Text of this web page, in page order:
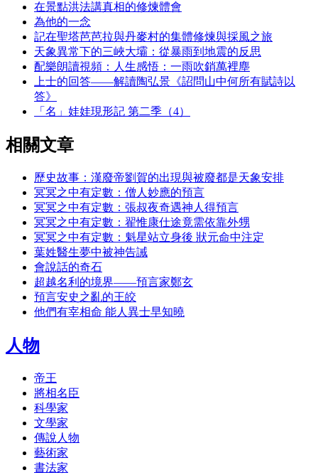
在景點洪法講真相的修煉體會
為他的一念
記在聖塔芭芭拉與丹麥村的集體修煉與採風之旅
天象異常下的三峽大壩：從暴雨到地震的反思
配樂朗讀視頻：人生感悟：一雨吹銷萬裡塵
上士的回答——解讀陶弘景《詔問山中何所有賦詩以
答》
「名」娃娃現形記 第二季（4）
相關文章
歷史故事：漢廢帝劉賀的出現與被廢都是天象安排
冥冥之中有定數：僧人妙應的預言
冥冥之中有定數：張叔夜奇遇神人得預言
冥冥之中有定數：翟惟康仕途竟需依靠外甥
冥冥之中有定數：魁星站立身後 狀元命中注定
葉姓醫生夢中被神告誡
會說話的奇石
超越名利的境界——預言家鄭玄
預言安史之亂的王皎
他們有宰相命 能人異士早知曉
人物
帝王
將相名臣
科學家
文學家
傳說人物
藝術家
書法家